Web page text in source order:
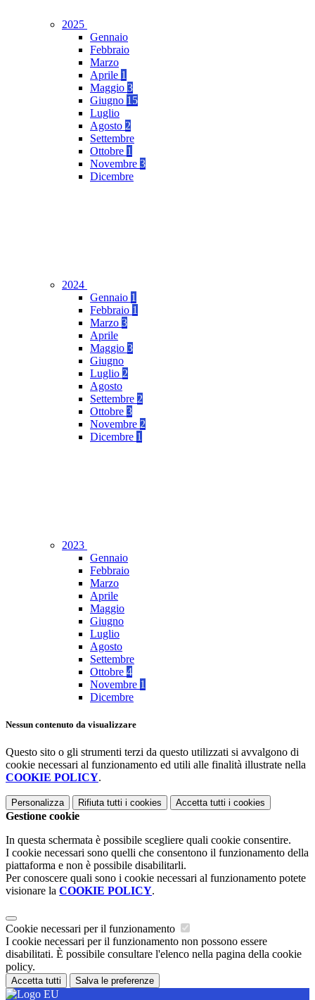
2025
Gennaio
Febbraio
Marzo
Aprile 1
Maggio 3
Giugno 15
Luglio
Agosto 2
Settembre
Ottobre 1
Novembre 3
Dicembre
2024
Gennaio 1
Febbraio 1
Marzo 3
Aprile
Maggio 3
Giugno
Luglio 2
Agosto
Settembre 2
Ottobre 3
Novembre 2
Dicembre 1
2023
Gennaio
Febbraio
Marzo
Aprile
Maggio
Giugno
Luglio
Agosto
Settembre
Ottobre 4
Novembre 1
Dicembre
Nessun contenuto da visualizzare
Questo sito o gli strumenti terzi da questo utilizzati si avvalgono di
cookie necessari al funzionamento ed utili alle finalità illustrate nella
COOKIE POLICY.
Personalizza Rifiuta tutti i cookies Accetta tutti i cookies
Gestione cookie
In questa schermata è possibile scegliere quali cookie consentire.
I cookie necessari sono quelli che consentono il funzionamento della
piattaforma e non è possibile disabilitarli.
Per conoscere quali sono i cookie necessari al funzionamento potete
visionare la COOKIE POLICY.
Cookie necessari per il funzionamento
I cookie necessari per il funzionamento non possono essere
disabilitati. È possibile consultare l'elenco nella pagina della cookie
policy.
Accetta tutti Salva le preferenze